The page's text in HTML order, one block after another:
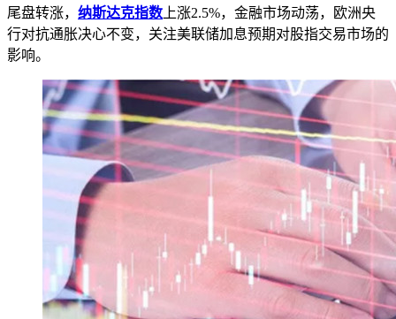
尾盘转涨， 纳斯达克指数 上涨2.5%，金融市场动荡，欧洲央
行对抗通胀决心不变，关注美联储加息预期对股指交易市场的
影响。